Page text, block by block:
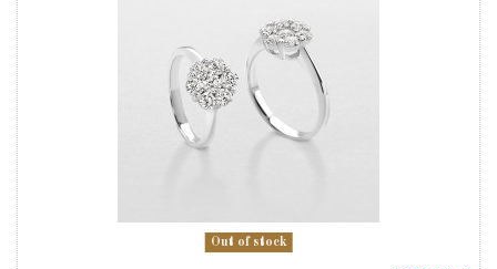
Out of stock